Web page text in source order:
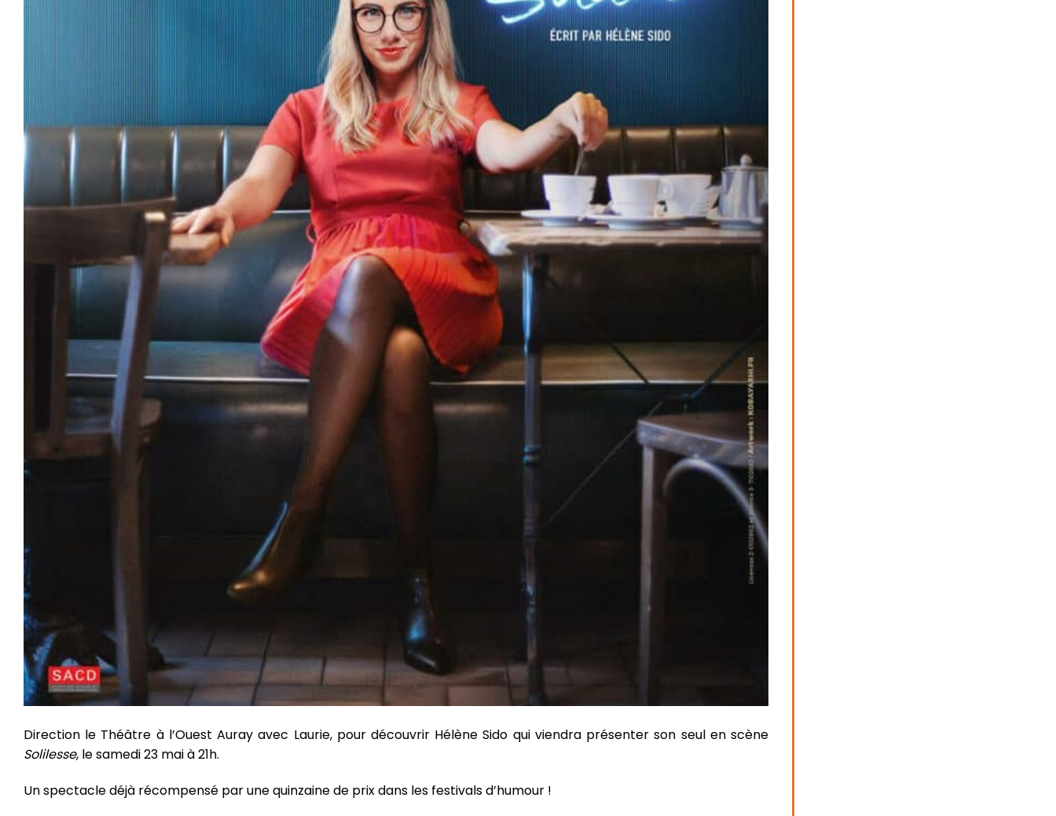
Direction le Théâtre à l’Ouest Auray avec Laurie, pour découvrir Hélène Sido qui viendra présenter son seul en scène
Solilesse, le samedi 23 mai à 21h.
Un spectacle déjà récompensé par une quinzaine de prix dans les festivals d’humour !